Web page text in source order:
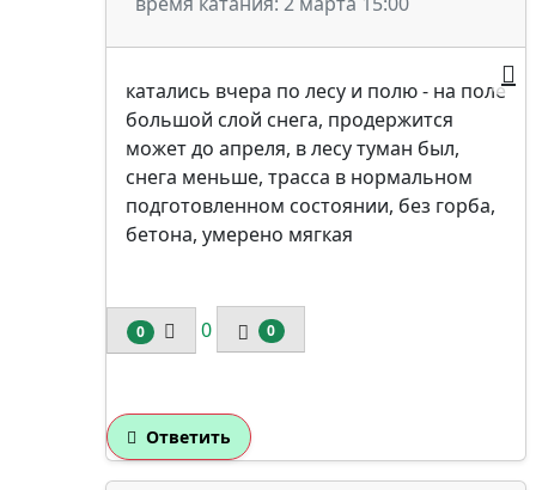
катались вчера по лесу и полю - на поле
большой слой снега, продержится
может до апреля, в лесу туман был,
снега меньше, трасса в нормальном
подготовленном состоянии, без горба,
бетона, умерено мягкая
0 0 0
Ответить